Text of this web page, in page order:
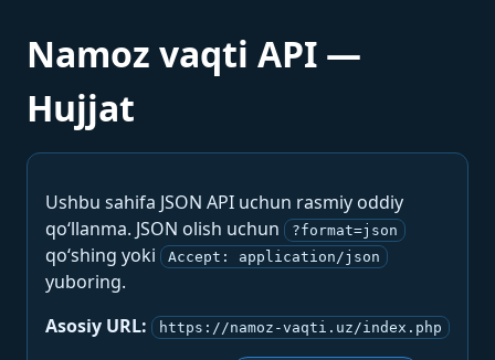
Namoz vaqti API —
Hujjat
Ushbu sahifa JSON API uchun rasmiy oddiy
qo‘llanma. JSON olish uchun
?format=json
qo‘shing yoki Accept: application/json
yuboring.
Asosiy URL:
https://namoz-vaqti.uz/index.php